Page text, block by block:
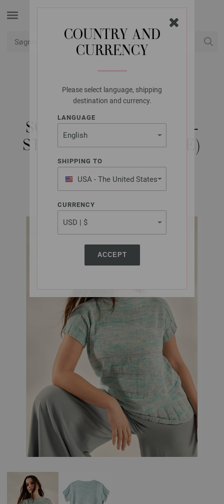
COUNTRY AND
CURRENCY
Please select language, shipping
destination and currency.
LANGUAGE
SHIPPING TO
USA - The United States
of America
CURRENCY
ACCEPT
LANA GROSSA
T-SHIRT LANDLUST
SOMMERSEIDE PRINT -
STRIKKEOPSKRIFT (SE)